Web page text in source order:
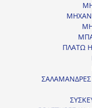
ΠΛΑΤΩ